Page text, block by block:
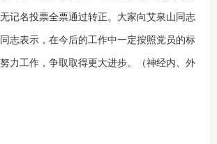
记名投票全票通过转正。大家向艾泉山同志
志表示，在今后的工作中一定按照党员的标
力工作，争取取得更大进步。 （神经内、外